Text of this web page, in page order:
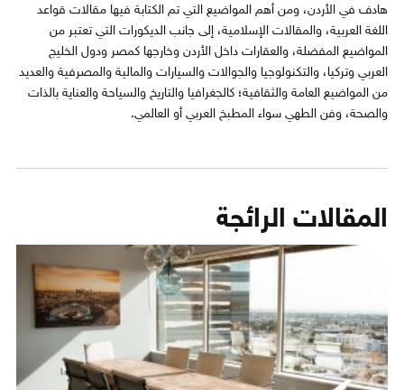
هادف في الأردن، ومن أهم المواضيع التي تم الكتابة فيها مقالات قواعد
اللغة العربية، والمقالات الإسلامية، إلى جانب الديكورات التي تعتبر من
المواضيع المفضلة، والعقارات داخل الأردن وخارجها كمصر ودول الخليج
العربي وتركيا، والتكنولوجيا والجوالات والسيارات والمالية والمصرفية والعديد
من المواضيع العامة والثقافية؛ كالجغرافيا والتاريخ والسياحة والعناية بالذات
والصحة، وفن الطهي سواء المطبخ العربي أو العالمي.
المقالات الرائجة